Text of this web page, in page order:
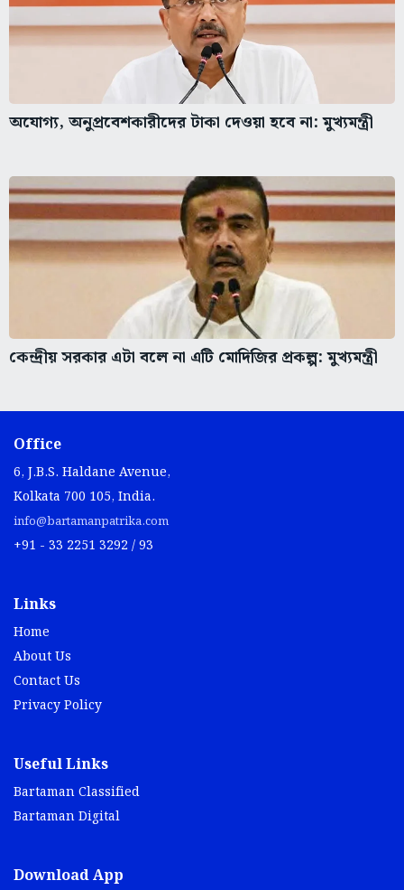
অযোগ্য, অনুপ্রবেশকারীদের টাকা দেওয়া হবে না: মুখ্যমন্ত্রী
কেন্দ্রীয় সরকার এটা বলে না এটি মোদিজির প্রকল্প: মুখ্যমন্ত্রী
Office
6, J.B.S. Haldane Avenue,
Kolkata 700 105, India.
info@bartamanpatrika.com
+91 - 33 2251 3292 / 93
Links
Home
About Us
Contact Us
Privacy Policy
Useful Links
Bartaman Classified
Bartaman Digital
Download App